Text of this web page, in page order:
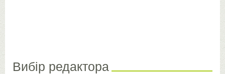
Вибір редактора